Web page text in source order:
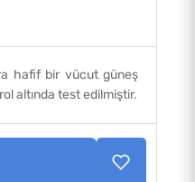
hafif bir vücut güneş
altında test edilmiştir.